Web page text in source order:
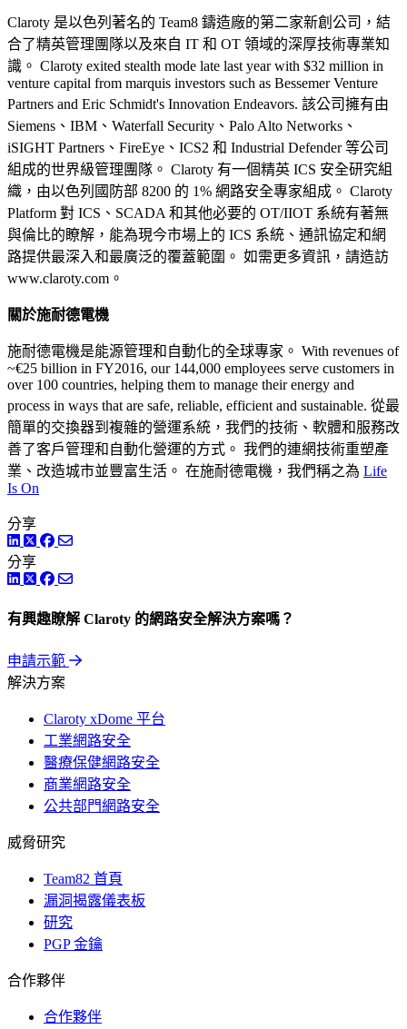
Claroty 是以色列著名的 Team8 鑄造廠的第二家新創公司，結
合了精英管理團隊以及來自 IT 和 OT 領域的深厚技術專業知
識。 Claroty exited stealth mode late last year with $32 million in
venture capital from marquis investors such as Bessemer Venture
Partners and Eric Schmidt's Innovation Endeavors. 該公司擁有由
Siemens、IBM、Waterfall Security、Palo Alto Networks、
iSIGHT Partners、FireEye、ICS2 和 Industrial Defender 等公司
組成的世界級管理團隊。 Claroty 有一個精英 ICS 安全研究組
織，由以色列國防部 8200 的 1% 網路安全專家組成。 Claroty
Platform 對 ICS、SCADA 和其他必要的 OT/IIOT 系統有著無
與倫比的瞭解，能為現今市場上的 ICS 系統、通訊協定和網
路提供最深入和最廣泛的覆蓋範圍。 如需更多資訊，請造訪
www.claroty.com。
關於施耐德電機
施耐德電機是能源管理和自動化的全球專家。 With revenues of
~€25 billion in FY2016, our 144,000 employees serve customers in
over 100 countries, helping them to manage their energy and
process in ways that are safe, reliable, efficient and sustainable. 從最
簡單的交換器到複雜的營運系統，我們的技術、軟體和服務改
善了客戶管理和自動化營運的方式。 我們的連網技術重塑產
業、改造城市並豐富生活。 在施耐德電機，我們稱之為 Life
Is On
分享
LinkedIn
TwitterFacebook
分享
LinkedIn
TwitterFacebook
有興趣瞭解 Claroty 的網路安全解決方案嗎？
申請示範
解決方案
Claroty xDome 平台
工業網路安全
醫療保健網路安全
商業網路安全
公共部門網路安全
威脅研究
Team82 首頁
漏洞揭露儀表板
研究
PGP 金鑰
合作夥伴
合作夥伴